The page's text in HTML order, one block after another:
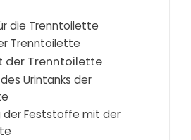
die Trenntoilette
Trenntoilette
der Trenntoilette
Urintanks der
der Feststoffe mit der